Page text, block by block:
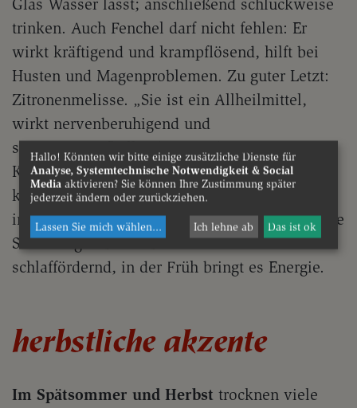
Glas Wasser lässt; anschließend schluckweise
trinken. Auch Fenchel darf nicht fehlen: Er
wirkt kräftigend und krampflösend, hilft bei
Husten und Magenproblemen. Zu guter Letzt:
Zitronenmelisse. „Sie ist ein Allheilmittel,
wirkt nervenberuhigend und
stimmungsaufhellend“, sagt die
Kräuterbäuerin. Neben der Teeanwendung
könne man sie auch getrocknet und zerbröselt
in Honig mischen. Ein halber Teelöffel kann die
Stimmung heben. Abends wirkt das Kraut
schlaffördernd, in der Früh bringt es Energie.
herbstliche akzente
Im Spätsommer und Herbst trocknen viele
Hallo! Könnten wir bitte einige zusätzliche Dienste für
Analyse, Systemtechnische Notwendigkeit & Social
Media aktivieren? Sie können Ihre Zustimmung später
jederzeit ändern oder zurückziehen.
Lassen Sie mich wählen... Ich lehne ab Das ist ok